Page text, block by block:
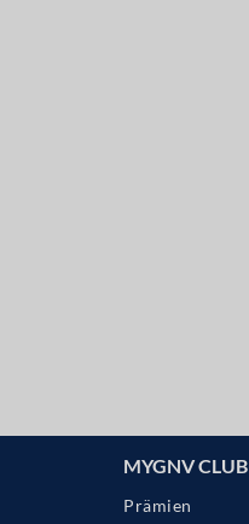
MYGNV CLUB
Prämien